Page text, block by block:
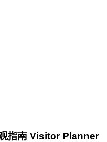
指南 Visitor Planner